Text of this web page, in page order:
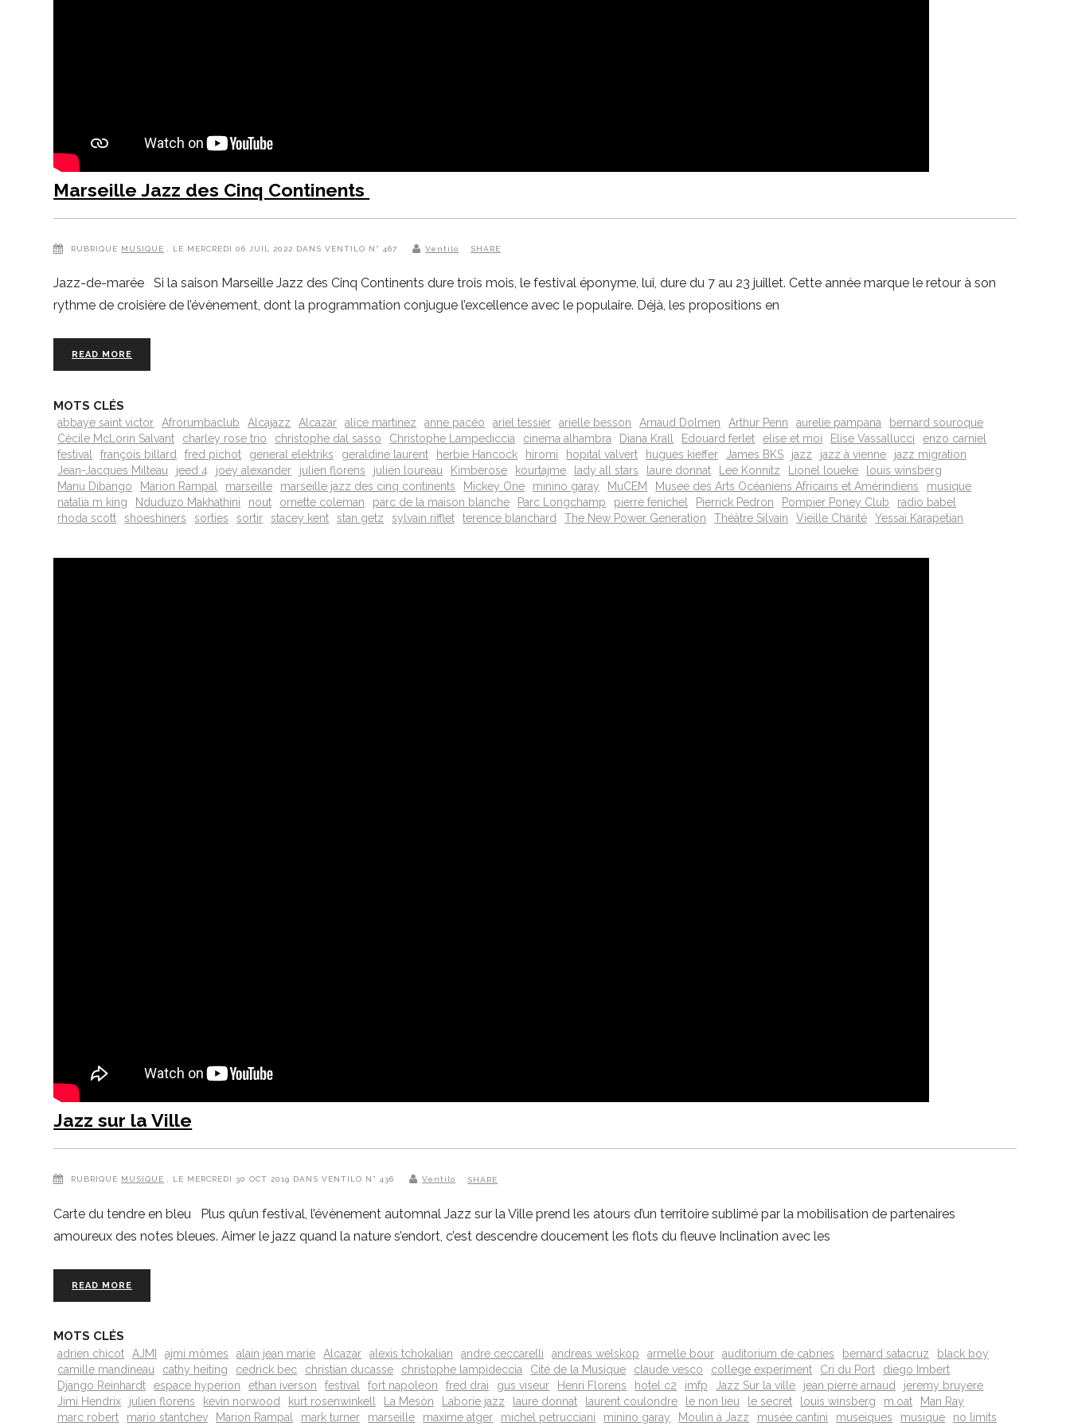
Marseille Jazz des Cinq Continents
RUBRIQUE MUSIQUE , LE MERCREDI 06 JUIL 2022 DANS VENTILO N° 467 Ventilo SHARE
Jazz-de-marée Si la saison Marseille Jazz des Cinq Continents dure trois mois, le festival éponyme, lui, dure du 7 au 23 juillet. Cette année marque le retour à son
rythme de croisière de l’évènement, dont la programmation conjugue l’excellence avec le populaire. Déjà, les propositions en
READ MORE
MOTS CLÉS
abbaye saint victor Afrorumbaclub Alcajazz Alcazar alice martinez anne pacéo ariel tessier arielle besson Arnaud Dolmen Arthur Penn aurelie pampana
bernard souroque
Cécile McLorin Salvant
charley rose trio christophe dal sasso Christophe Lampediccia cinema alhambra Diana Krall Edouard ferlet elise et moi Elise Vassallucci
enzo carniel
festival
françois billard fred pichot general elektriks geraldine laurent herbie Hancock hiromi hopital valvert hugues kieffer James BKS jazz jazz à vienne
jazz migration
Jean-Jacques Milteau
jeed 4 joey alexander julien florens julien loureau Kimberose kourtajme lady all stars laure donnat Lee Konnitz Lionel loueke
louis winsberg
Manu Dibango
Marion Rampal marseille marseille jazz des cinq continents Mickey One minino garay MuCEM Musee des Arts Océaniens Africains et Amérindiens
musique
natalia m king
Nduduzo Makhathini nout ornette coleman parc de la maison blanche Parc Longchamp pierre fenichel Pierrick Pedron Pompier Poney Club
radio babel
rhoda scott
shoeshiners sorties sortir stacey kent stan getz sylvain rifflet terence blanchard The New Power Generation Théâtre Silvain Vieille Charité Yessaï Karapetian
Jazz sur la Ville
RUBRIQUE MUSIQUE , LE MERCREDI 30 OCT 2019 DANS VENTILO N° 436 Ventilo SHARE
Carte du tendre en bleu Plus qu’un festival, l’évènement automnal Jazz sur la Ville prend les atours d’un territoire sublimé par la mobilisation de partenaires
amoureux des notes bleues. Aimer le jazz quand la nature s’endort, c’est descendre doucement les flots du fleuve Inclination avec les
READ MORE
MOTS CLÉS
adrien chicot AJMI ajmi mômes alain jean marie Alcazar alexis tchokalian andre ceccarelli andreas welskop armelle bour auditorium de cabries bernard satacruz
black boy
camille mandineau
cathy heiting cedrick bec christian ducasse christophe lampideccia Cité de la Musique claude vesco college experiment Cri du Port
diego Imbert
Django Reinhardt
espace hyperion ethan iverson festival fort napoleon fred drai gus viseur Henri Florens hotel c2 imfp Jazz Sur la ville jean pierre arnaud
jeremy bruyere
Jimi Hendrix
julien florens kevin norwood kurt rosenwinkell La Mesòn Laborie jazz laure donnat laurent coulondre le non lieu le secret louis winsberg m.oat
Man Ray
marc robert
mario stantchev Marion Rampal mark turner marseille maxime atger michel petrucciani minino garay Moulin à Jazz musée cantini museiques musique no limits